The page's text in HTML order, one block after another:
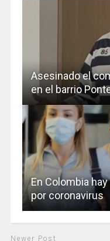
Asesinado el
en el barrio
En Colombia
por coronavirus
Newer Post